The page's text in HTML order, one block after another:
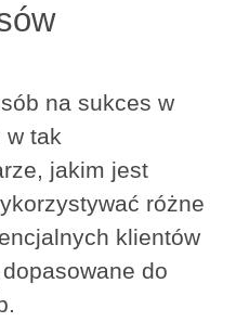
na sukces w
w tak
jakim jest
różne
klientów
do